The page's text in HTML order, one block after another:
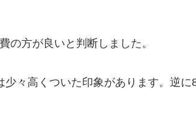
の方が良いと判断しました。
々高くついた印象があります。逆